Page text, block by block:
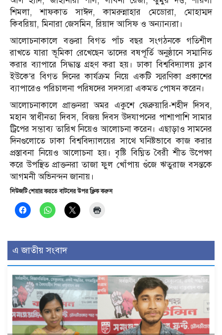
শিমলা, শাফকাত সাঈদ, কামরুন্নাহার মেডোরা, মোহাম্মদ
কিবরিয়া, মিনারা জেসমিন, রিয়াদ আসিফ ও অন্যান্যরা।
আলোচনাকালে বক্তরা বিগত পাঁচ বছর সংগঠনকে গতিশীল
রাখতে যারা ভূমিকা রেখেছেন তাদের বষপূর্তি অনু্ষ্ঠানে সম্মানিত
করার ব্যাপারে সিদ্ধান্ত গ্রহণ করা হয়। ঢাকা বিশ্ববিদ্যালয় ক্লাব
ইউকে’র বিগত দিনের কার্যক্রম নিয়ে একটি স্মরণিকা প্রকাশের
ব্যাপারেও পরিচালনা পরিষদের সদস্যরা একমত পোষন করেন।
আলোচনাকালে প্রাক্তনরা অমর একুশে ফেব্রুয়ারি-শহীদ দিসব,
মহান স্বাধীনতা দিবস, বিজয় দিবস উদযাপনের পাশাপাশি সামার
ট্রিপের সম্ভাব্য তারিখ নিয়েও আলোচনা করেন। এছাড়াও সামনের
দিনগুলোতে ঢাকা বিশ্ববিদ্যালয়ের সাথে ঘনিষ্টভাবে কাজ করার
প্রস্তাবনা নিয়েও আলোচনা হয়। বৃষ্টি বিঘ্নিত বৈরী শীত উপেক্ষা
করে উপস্থিত প্রাক্তনরা তাজা ফুল খোঁপায় গুঁজে ঋতুরাজ বসন্তকে
আগমনী অভিনন্দন জানায়।
নিউজটি শেয়ার করতে বাটনের উপর ক্লিক করুন
এ জাতীয় সংবাদ